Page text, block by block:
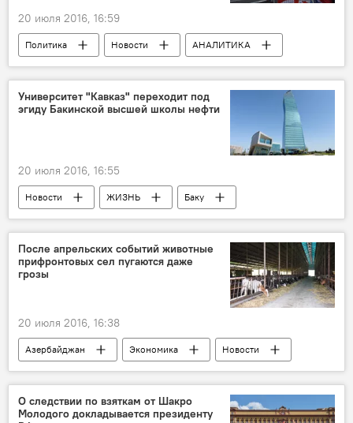
20 июля 2016, 16:59
Политика Новости
АНАЛИТИКА
Новости мира
Великобритания
Виктор Литовкин
Brexit
Университет "Кавказ" переходит под
эгиду Бакинской высшей школы нефти
20 июля 2016, 16:55
Новости ЖИЗНЬ
Баку
Халиг Мамедов
Бакинская высшая школа нефти
Университет "Кавказ"
После апрельских событий животные
прифронтовых сел пугаются даже
грозы
20 июля 2016, 16:38
Азербайджан Экономика
Новости
ЖИЗНЬ
Прифронтовая зона
О следствии по взяткам от Шакро
Молодого докладывается президенту